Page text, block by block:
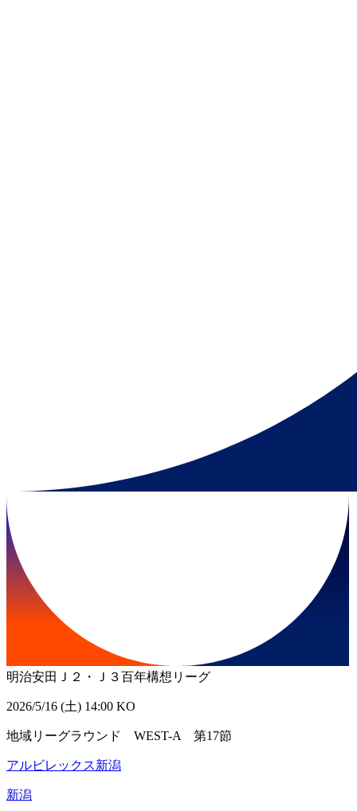
明治安田Ｊ２・Ｊ３百年構想リーグ
2026/5/16 (土) 14:00 KO
地域リーグラウンド WEST-A 第17節
アルビレックス新潟
新潟